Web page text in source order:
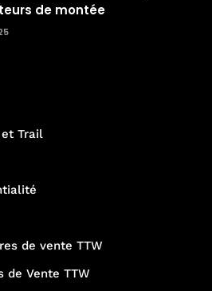
de montée
et Trail
de vente TTW
de Vente TTW